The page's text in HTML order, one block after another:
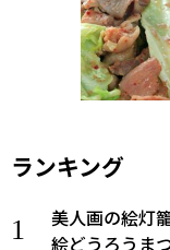
ランキング
美人画の絵灯
絵どうろうまつ